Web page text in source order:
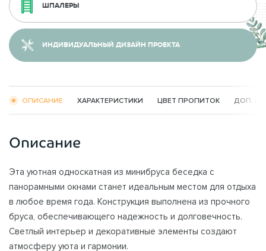
ШПАЛЕРЫ
ИНДИВИДУАЛЬНЫЙ ДИЗАЙН ПРОЕКТА
ОПИСАНИЕ ХАРАКТЕРИСТИКИ ЦВЕТ ПРОПИТОК ДОП.
Описание
Эта уютная односкатная из минибруса беседка с
панорамными окнами станет идеальным местом для отдыха
в любое время года. Конструкция выполнена из прочного
бруса, обеспечивающего надежность и долговечность.
Светлый интерьер и декоративные элементы создают
атмосферу уюта и гармонии.